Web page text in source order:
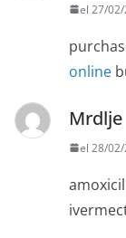
el 27/
online
Mrdlje
el 28/